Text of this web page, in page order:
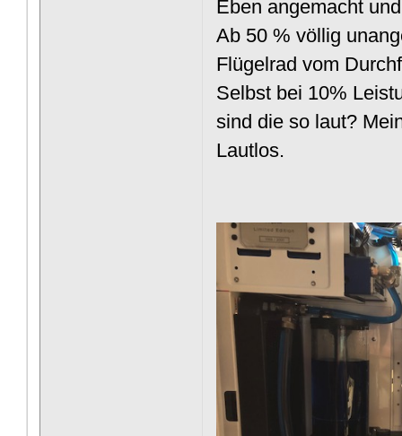
Eben angemacht
Ab 50 % völlig
Flügelrad vom
Selbst bei 10%
sind die so laut?
Lautlos.